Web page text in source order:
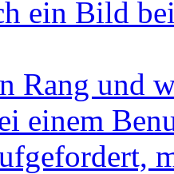
ein Bild
Rang und
einem